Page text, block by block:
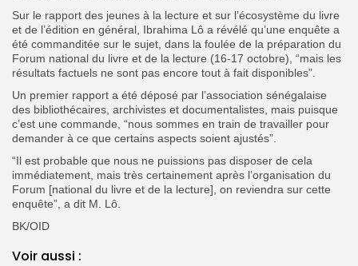
Sur le rapport des jeunes à la lecture et sur l’écosystème du livre
et de l’édition en général, Ibrahima Lô a révélé qu’une enquête a
été commanditée sur le sujet, dans la foulée de la préparation du
Forum national du livre et de la lecture (16-17 octobre), “mais les
résultats factuels ne sont pas encore tout à fait disponibles”.
Un premier rapport a été déposé par l’association sénégalaise
des bibliothécaires, archivistes et documentalistes, mais puisque
c’est une commande, “nous sommes en train de travailler pour
demander à ce que certains aspects soient ajustés”.
“Il est probable que nous ne puissions pas disposer de cela
immédiatement, mais très certainement après l’organisation du
Forum [national du livre et de la lecture], on reviendra sur cette
enquête”, a dit M. Lô.
BK/OID
Voir aussi :